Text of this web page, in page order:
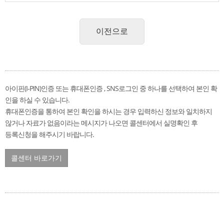
이전으로
아이핀(I-PIN)인증 또는 휴대폰인증 , SNS로그인 중 하나를 선택하여 본인 확
인을 하실 수 있습니다.
휴대폰인증을 통하여 본인 확인을 하시는 경우 입력하신 정보와 일치하지
않거나 자료가 없음이라는 메시지가 나오면 콜센터에서 실명확인 후
등록신청을 해주시기 바랍니다.
콜센터 바로가기